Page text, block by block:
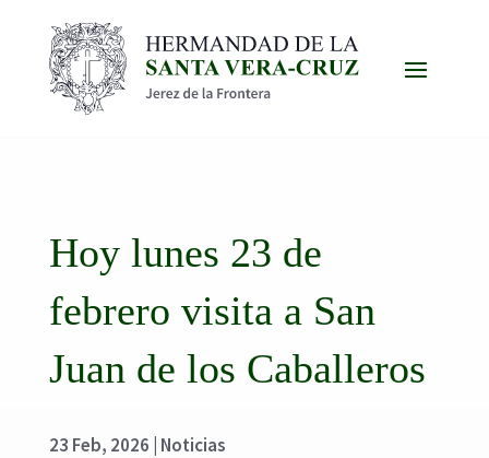
Hoy lunes 23 de
febrero visita a San
Juan de los Caballeros
23 Feb, 2026 Noticias